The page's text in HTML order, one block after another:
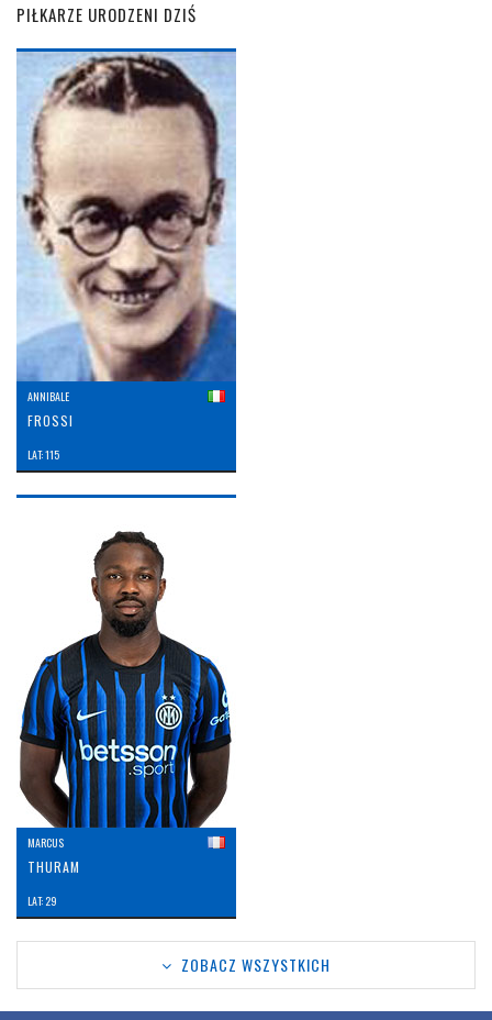
PIŁKARZE URODZENI DZIŚ
ANNIBALE
FROSSI
LAT: 115
MARCUS
THURAM
LAT: 29
ZOBACZ WSZYSTKICH